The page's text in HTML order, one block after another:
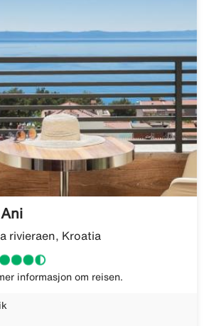
rivieraen, Kroatia
informasjon om reisen.